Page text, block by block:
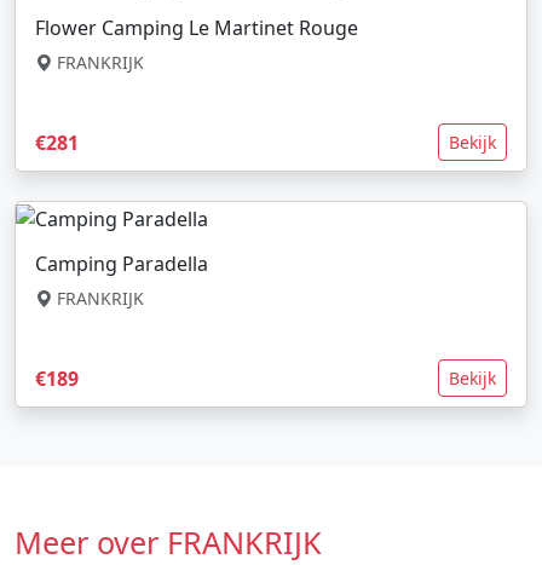
Flower Camping Le Martinet Rouge
FRANKRIJK
€281 Bekijk
Camping Paradella
FRANKRIJK
€189 Bekijk
Meer over FRANKRIJK